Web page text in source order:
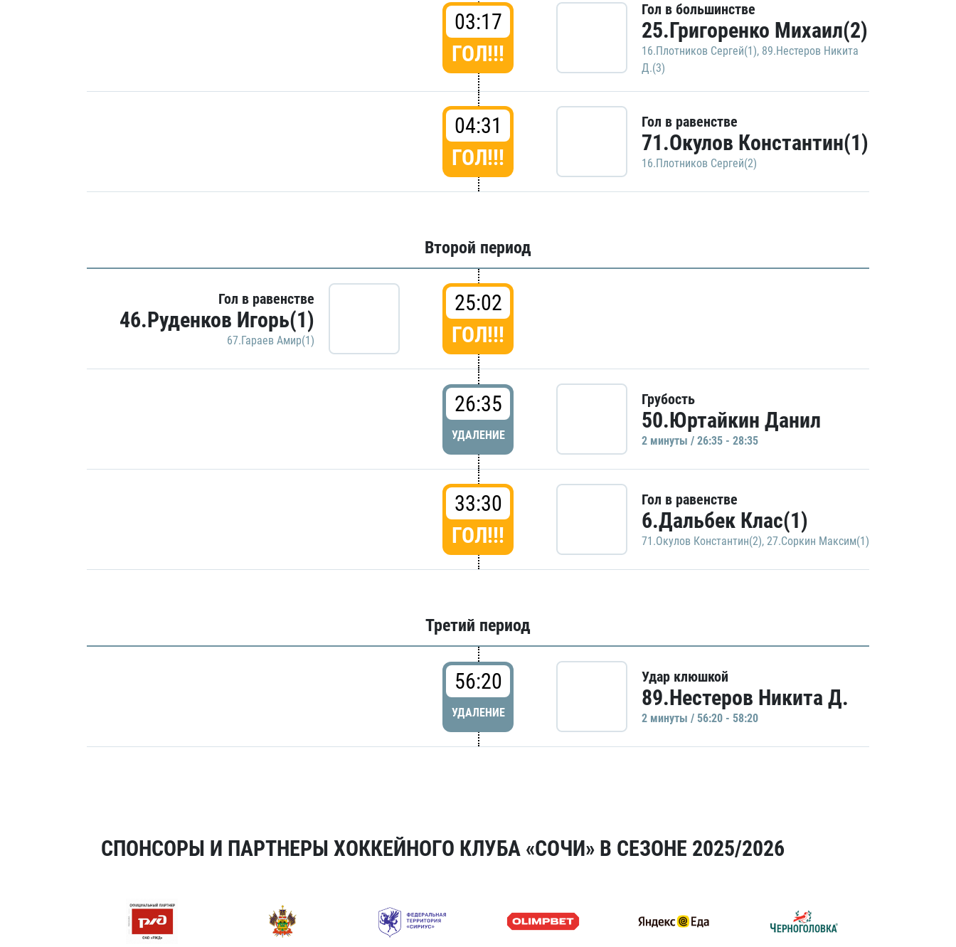
03:17
ГОЛ!!!
Гол в большинстве
25.Григоренко Михаил(2)
16.Плотников Сергей(1), 89.Нестеров Никита
Д.(3)
04:31
ГОЛ!!!
Гол в равенстве
71.Окулов Константин(1)
16.Плотников Сергей(2)
Второй период
Гол в равенстве
46.Руденков Игорь(1)
67.Гараев Амир(1)
25:02
ГОЛ!!!
26:35
УДАЛЕНИЕ
Грубость
50.Юртайкин Данил
2 минуты / 26:35 - 28:35
33:30
ГОЛ!!!
Гол в равенстве
6.Дальбек Клас(1)
71.Окулов Константин(2), 27.Соркин Максим(1)
Третий период
56:20
УДАЛЕНИЕ
Удар клюшкой
89.Нестеров Никита Д.
2 минуты / 56:20 - 58:20
СПОНСОРЫ И ПАРТНЕРЫ ХОККЕЙНОГО КЛУБА «СОЧИ» В СЕЗОНЕ 2025/2026